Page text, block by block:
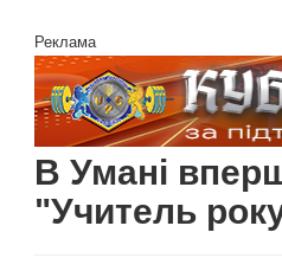
Реклама
В Умані
"Учитель